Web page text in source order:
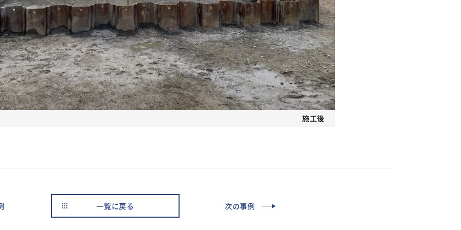
施工後
次の事例
一覧に戻る